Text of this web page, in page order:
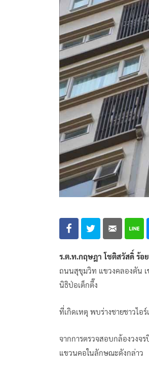
ร.ต.ท.กฤษฎา โชติสวัสดิ์ ร้อ
ถนนสุขุมวิท แขวงคลองตัน
นิธิป่อเต็กตึ๊ง
ที่เกิดเหตุ พบร่างชายชาวไ
จากการตรวจสอบกล้องวงจ
แขวนคอในลักษณะดังกล่าว